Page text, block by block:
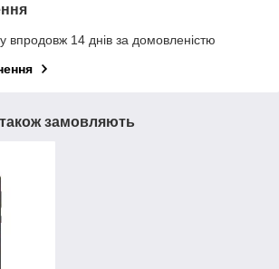
впродовж 14 днів за домовленістю
замовляють